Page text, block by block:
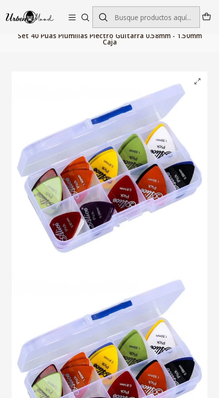
Envío GRATIS desde $60.000 | Entregas rápidas 1–5 días hábiles
Instrumentos Musicales Accesorios
Set 40 Puas Plumillas Plectro Guitarra 0.58mm - 1.50mm
Caja